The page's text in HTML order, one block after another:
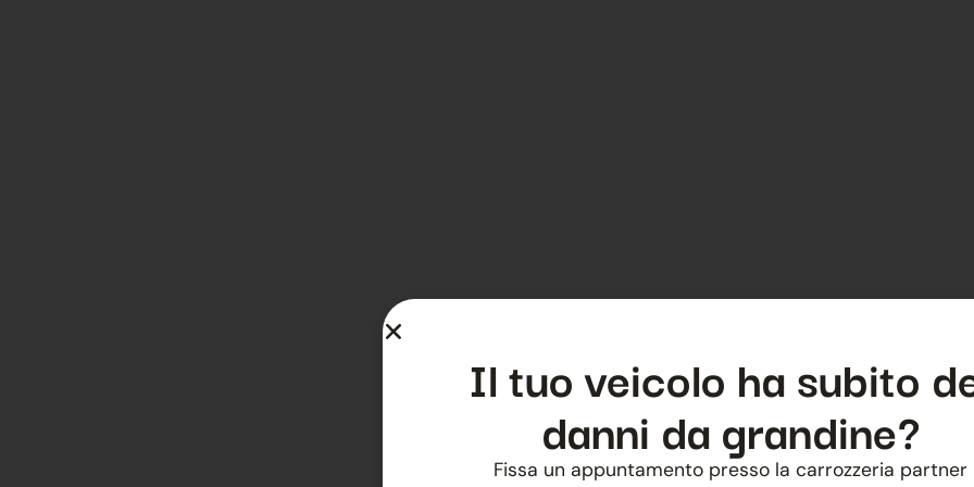
Il tuo veicolo ha subito
danni da grandine?
Fissa un appuntamento presso la carrozzeria partner